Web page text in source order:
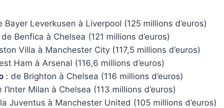
Bayer Leverkusen à Liverpool (125 millions d’euros)
de Benfica à Chelsea (121 millions d’euros)
Villa à Manchester City (117,5 millions d’euros)
Ham à Arsenal (116,6 millions d’euros)
: de Brighton à Chelsea (116 millions d’euros)
l’Inter Milan à Chelsea (113 millions d’euros)
Juventus à Manchester United (105 millions d’euros)